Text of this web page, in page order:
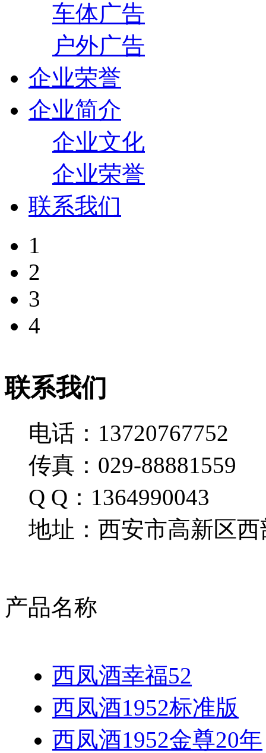
车体广告
户外广告
企业荣誉
企业简介
企业文化
企业荣誉
联系我们
1
2
3
4
联系我们
电话：13720767752
传真：029-88881559
Q Q：1364990043
地址：西安市高新区西
产品名称
西凤酒幸福52
西凤酒1952标准版
西凤酒1952金尊20年